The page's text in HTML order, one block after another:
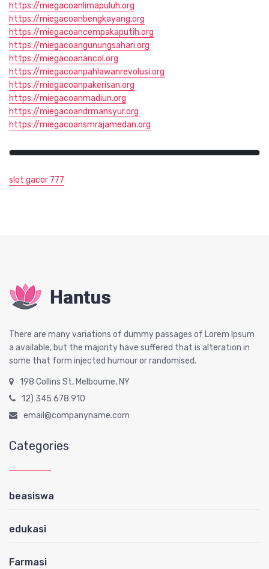
https://miegacoanlimapuluh.org
https://miegacoanbengkayang.org
https://miegacoancempakaputih.org
https://miegacoangunungsahari.org
https://miegacoanancol.org
https://miegacoanpahlawanrevolusi.org
https://miegacoanpakerisan.org
https://miegacoanmadiun.org
https://miegacoandrmansyur.org
https://miegacoansmrajamedan.org
slot gacor 777
There are many variations of dummy passages of Lorem Ipsum
a available, but the majority have suffered that is alteration in
some that form injected humour or randomised.
198 Collins St, Melbourne, NY
12) 345 678 910
email@companyname.com
Categories
beasiswa
edukasi
Farmasi